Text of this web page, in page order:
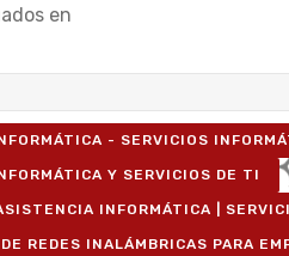
en
- SERVICIOS
Y SERVICIOS DE TI
INFORMÁTICA |
REDES INALÁMBRICAS PARA